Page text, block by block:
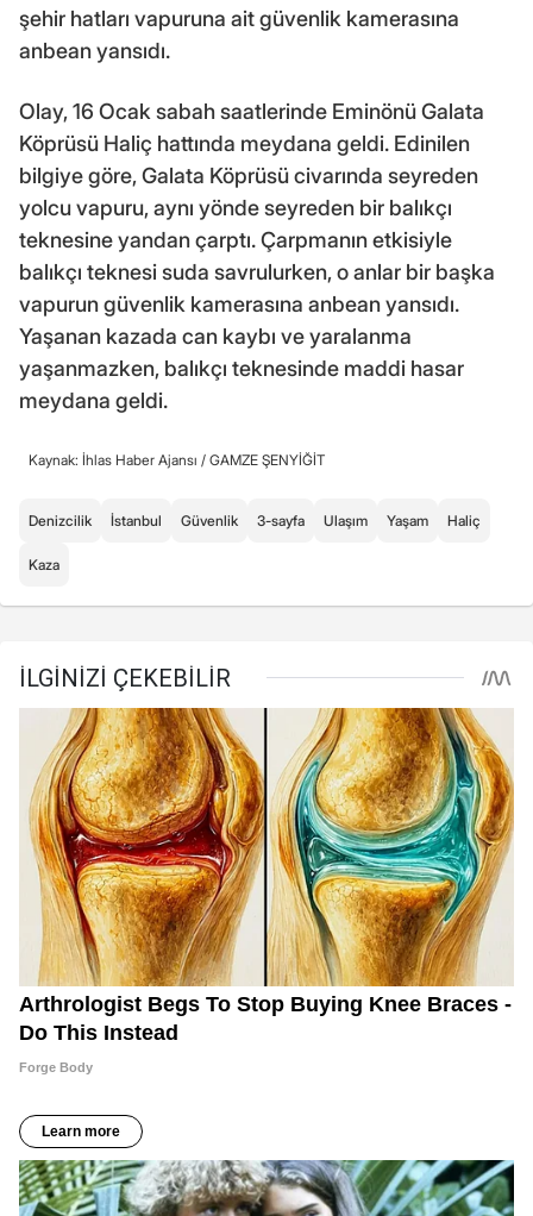
şehir hatları vapuruna ait güvenlik kamerasına
anbean yansıdı.
Olay, 16 Ocak sabah saatlerinde Eminönü Galata
Köprüsü Haliç hattında meydana geldi. Edinilen
bilgiye göre, Galata Köprüsü civarında seyreden
yolcu vapuru, aynı yönde seyreden bir balıkçı
teknesine yandan çarptı. Çarpmanın etkisiyle
balıkçı teknesi suda savrulurken, o anlar bir başka
vapurun güvenlik kamerasına anbean yansıdı.
Yaşanan kazada can kaybı ve yaralanma
yaşanmazken, balıkçı teknesinde maddi hasar
meydana geldi.
Kaynak: İhlas Haber Ajansı / GAMZE ŞENYİĞİT
Denizcilik İstanbul Güvenlik 3-sayfa Ulaşım Yaşam Haliç
Kaza